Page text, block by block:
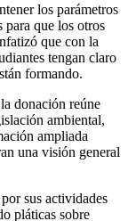
los parámetros
para que los otros
que con la
tengan claro
formando.
donación reúne
ambiental,
ampliada
una visión general
sus actividades
pláticas sobre